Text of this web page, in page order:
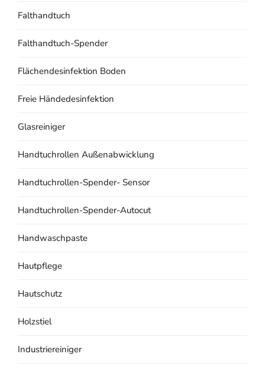
Falthandtuch
Falthandtuch-Spender
Flächendesinfektion Boden
Freie Händedesinfektion
Glasreiniger
Handtuchrollen Außenabwicklung
Handtuchrollen-Spender- Sensor
Handtuchrollen-Spender-Autocut
Handwaschpaste
Hautpflege
Hautschutz
Holzstiel
Industriereiniger